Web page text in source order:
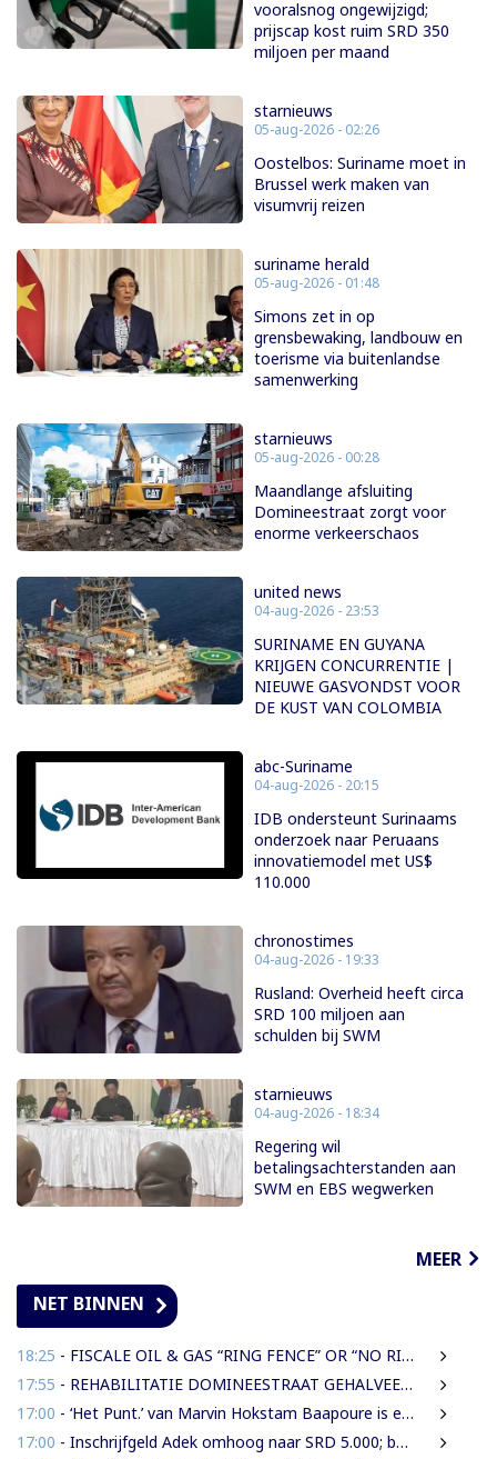
vooralsnog ongewijzigd;
prijscap kost ruim SRD 350
miljoen per maand
starnieuws
05-aug-2026 - 02:26
Oostelbos: Suriname moet in
Brussel werk maken van
visumvrij reizen
suriname herald
05-aug-2026 - 01:48
Simons zet in op
grensbewaking, landbouw en
toerisme via buitenlandse
samenwerking
starnieuws
05-aug-2026 - 00:28
Maandlange afsluiting
Domineestraat zorgt voor
enorme verkeerschaos
united news
04-aug-2026 - 23:53
SURINAME EN GUYANA
KRIJGEN CONCURRENTIE |
NIEUWE GASVONDST VOOR
DE KUST VAN COLOMBIA
abc-Suriname
04-aug-2026 - 20:15
IDB ondersteunt Surinaams
onderzoek naar Peruaans
innovatiemodel met US$
110.000
chronostimes
04-aug-2026 - 19:33
Rusland: Overheid heeft circa
SRD 100 miljoen aan
schulden bij SWM
starnieuws
04-aug-2026 - 18:34
Regering wil
betalingsachterstanden aan
SWM en EBS wegwerken
MEER
NET BINNEN
18:25 - FISCALE OIL & GAS “RING FENCE” OR “NO RING FENCE”? THAT IS THE QUESTION!
17:55 - REHABILITATIE DOMINEESTRAAT GEHALVEERD TOT TWEE WEKEN NA ERNSTIGE VERKEERSCHAOS
17:00 - ‘Het Punt.’ van Marvin Hokstam Baapoure is een thriller die je niet meer loslaat
17:00 - Inschrijfgeld Adek omhoog naar SRD 5.000; betalingsregeling van drie naar twee termijnen